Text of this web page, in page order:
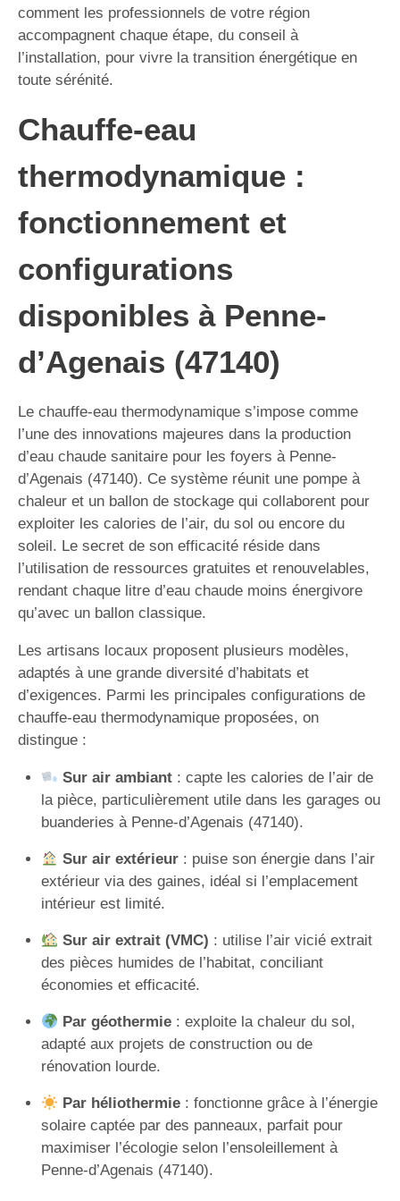
comment les professionnels de votre région
accompagnent chaque étape, du conseil à
l’installation, pour vivre la transition énergétique en
toute sérénité.
Chauffe-eau
thermodynamique :
fonctionnement et
configurations
disponibles à Penne-
d’Agenais (47140)
Le chauffe-eau thermodynamique s’impose comme
l’une des innovations majeures dans la production
d’eau chaude sanitaire pour les foyers à Penne-
d’Agenais (47140). Ce système réunit une pompe à
chaleur et un ballon de stockage qui collaborent pour
exploiter les calories de l’air, du sol ou encore du
soleil. Le secret de son efficacité réside dans
l’utilisation de ressources gratuites et renouvelables,
rendant chaque litre d’eau chaude moins énergivore
qu’avec un ballon classique.
Les artisans locaux proposent plusieurs modèles,
adaptés à une grande diversité d’habitats et
d’exigences. Parmi les principales configurations de
chauffe-eau thermodynamique proposées, on
distingue :
Sur air ambiant: capte les calories de l’air de
la pièce, particulièrement utile dans les garages ou
buanderies à Penne-d’Agenais (47140).
Sur air extérieur: puise son énergie dans l’air
extérieur via des gaines, idéal si l’emplacement
intérieur est limité.
Sur air extrait (VMC) : utilise l’air vicié extrait
des pièces humides de l’habitat, conciliant
économies et efficacité.
Par géothermie: exploite la chaleur du sol,
adapté aux projets de construction ou de
rénovation lourde.
Par héliothermie: fonctionne grâce à l’énergie
solaire captée par des panneaux, parfait pour
maximiser l’écologie selon l’ensoleillement à
Penne-d’Agenais (47140).